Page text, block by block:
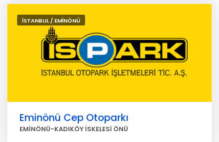
İSTANBUL / EMİNÖNÜ
Eminönü Cep Otoparkı
EMİNÖNÜ-KADIKÖY İSKELESİ ÖNÜ